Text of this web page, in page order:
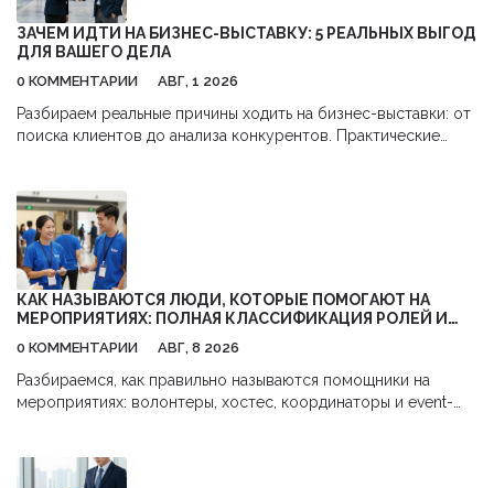
ЗАЧЕМ ИДТИ НА БИЗНЕС-ВЫСТАВКУ: 5 РЕАЛЬНЫХ ВЫГОД
ДЛЯ ВАШЕГО ДЕЛА
0 КОММЕНТАРИИ АВГ, 1 2026
Разбираем реальные причины ходить на бизнес-выставки: от
поиска клиентов до анализа конкурентов. Практические
КАК НАЗЫВАЮТСЯ ЛЮДИ, КОТОРЫЕ ПОМОГАЮТ НА
МЕРОПРИЯТИЯХ: ПОЛНАЯ КЛАССИФИКАЦИЯ РОЛЕЙ И
0 КОММЕНТАРИИ АВГ, 8 2026
Разбираемся, как правильно называются помощники на
мероприятиях: волонтеры, хостес, координаторы и event-